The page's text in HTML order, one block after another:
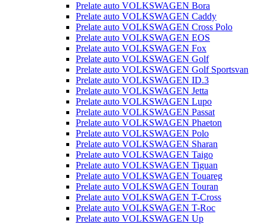
Prelate auto VOLKSWAGEN Bora
Prelate auto VOLKSWAGEN Caddy
Prelate auto VOLKSWAGEN Cross Polo
Prelate auto VOLKSWAGEN EOS
Prelate auto VOLKSWAGEN Fox
Prelate auto VOLKSWAGEN Golf
Prelate auto VOLKSWAGEN Golf Sportsvan
Prelate auto VOLKSWAGEN ID.3
Prelate auto VOLKSWAGEN Jetta
Prelate auto VOLKSWAGEN Lupo
Prelate auto VOLKSWAGEN Passat
Prelate auto VOLKSWAGEN Phaeton
Prelate auto VOLKSWAGEN Polo
Prelate auto VOLKSWAGEN Sharan
Prelate auto VOLKSWAGEN Taigo
Prelate auto VOLKSWAGEN Tiguan
Prelate auto VOLKSWAGEN Touareg
Prelate auto VOLKSWAGEN Touran
Prelate auto VOLKSWAGEN T-Cross
Prelate auto VOLKSWAGEN T-Roc
Prelate auto VOLKSWAGEN Up